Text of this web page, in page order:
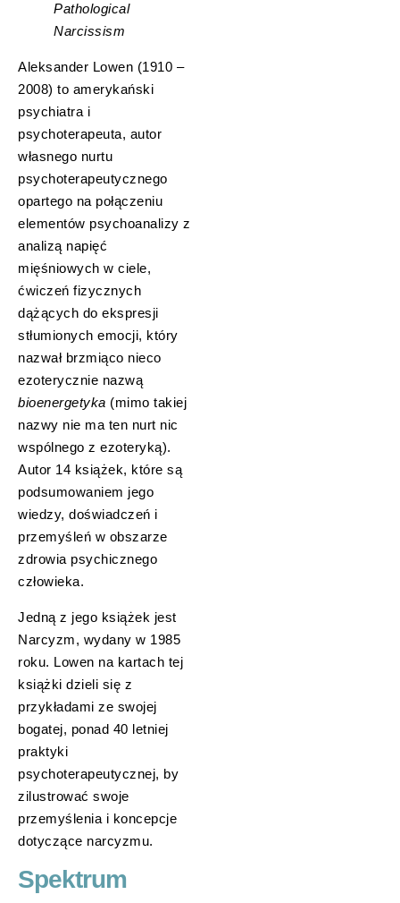
Pathological
Narcissism
Aleksander Lowen (1910 –
2008) to amerykański
psychiatra i
psychoterapeuta, autor
własnego nurtu
psychoterapeutycznego
opartego na połączeniu
elementów psychoanalizy z
analizą napięć
mięśniowych w ciele,
ćwiczeń fizycznych
dążących do ekspresji
stłumionych emocji, który
nazwał brzmiąco nieco
ezoterycznie nazwą
bioenergetyka (mimo takiej
nazwy nie ma ten nurt nic
wspólnego z ezoteryką).
Autor 14 książek, które są
podsumowaniem jego
wiedzy, doświadczeń i
przemyśleń w obszarze
zdrowia psychicznego
człowieka.
Jedną z jego książek jest
Narcyzm, wydany w 1985
roku. Lowen na kartach tej
książki dzieli się z
przykładami ze swojej
bogatej, ponad 40 letniej
praktyki
psychoterapeutycznej, by
zilustrować swoje
przemyślenia i koncepcje
dotyczące narcyzmu.
Spektrum